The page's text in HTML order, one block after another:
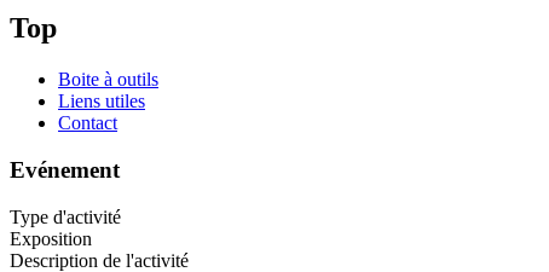
Top
Boite à outils
Liens utiles
Contact
Evénement
Type d'activité
Exposition
Description de l'activité